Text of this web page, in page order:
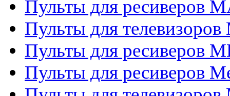
Пульты для ресиверов
Пульты для телевизоров
Пульты для ресиверов
Пульты для ресиверов